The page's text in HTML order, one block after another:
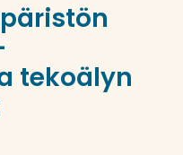
tekoälyn